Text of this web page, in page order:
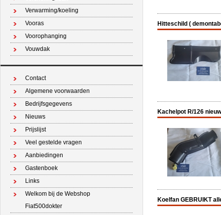
Verwarming/koeling
Vooras
Voorophanging
Vouwdak
Contact
Algemene voorwaarden
Bedrijfsgegevens
Nieuws
Prijslijst
Veel gestelde vragen
Aanbiedingen
Gastenboek
Links
Welkom bij de Webshop
Fiat500dokter
Hitteschild (
Kachelpot R/126
Koelfan GEBRUIKT